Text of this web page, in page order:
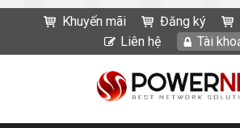
Khuyến mãi Đăng ký
Liên hệ
Tài